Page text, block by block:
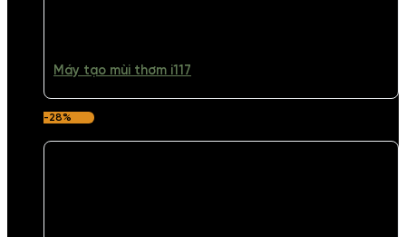
Máy tạo mùi thơm i117
-28%